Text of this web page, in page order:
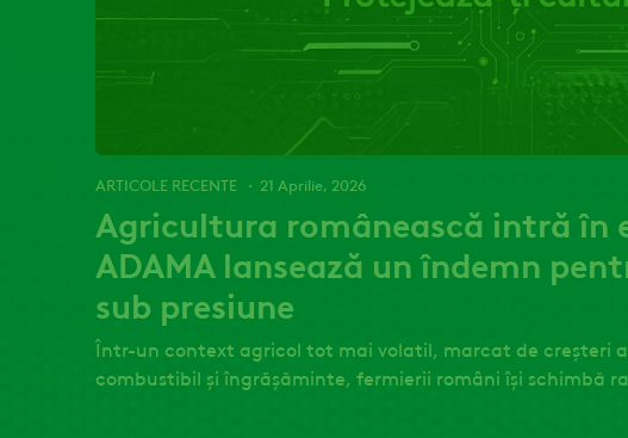
ARTICOLE RECENTE 21 Aprilie, 2026
Agricultura românească intră în
ADAMA lansează un îndemn
sub presiune
Într-un context agricol tot mai volatil, marcat de creșteri
combustibil și îngrășăminte, fermierii români își schimbă